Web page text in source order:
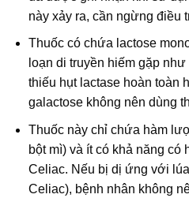
này xảy ra, cần ngừng điều
Thuốc có chứa lactose
loạn di truyền hiếm gặp
thiếu hụt lactase hoàn toàn
galactose không nên dùng
Thuốc này chỉ chứa hàm
bột mì) và ít có khả năng có
Celiac. Nếu bị dị ứng với
Celiac), bệnh nhân không